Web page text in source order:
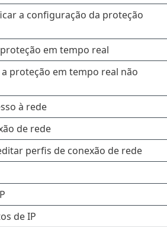
a configuração da proteção
em tempo real
proteção em tempo real não
à rede
de rede
perfis de conexão de rede
de IP